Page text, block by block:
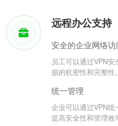
远程办公支持
安全的企业网络访
员工可以通过VPN
据的机密性和完整性。
统一管理
企业可以通过VPN统
提高安全性和管理效